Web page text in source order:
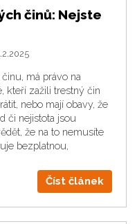
činů: Nejste
má právo na
kteří zažili trestný čin
nebo mají obavy, že
či nejistota jsou
že na to nemusíte
bezplatnou,
Číst článek